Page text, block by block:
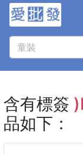
含有標簽
品如下：